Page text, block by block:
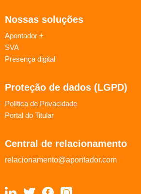
Nossas soluções
Apontador +
SVA
Presença digital
Proteção de dados (LGPD)
Política de Privacidade
Portal do Titular
Central de relacionamento
relacionamento@apontador.com